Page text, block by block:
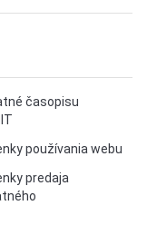
časopisu
používania webu
predaja